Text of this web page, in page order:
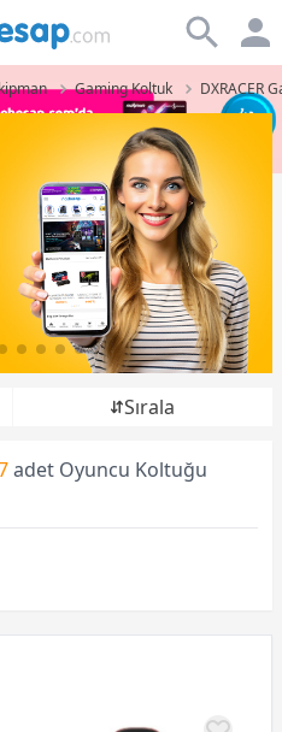
Gaming Koltuk DXRACER
Sırala
adet Oyuncu Koltuğu